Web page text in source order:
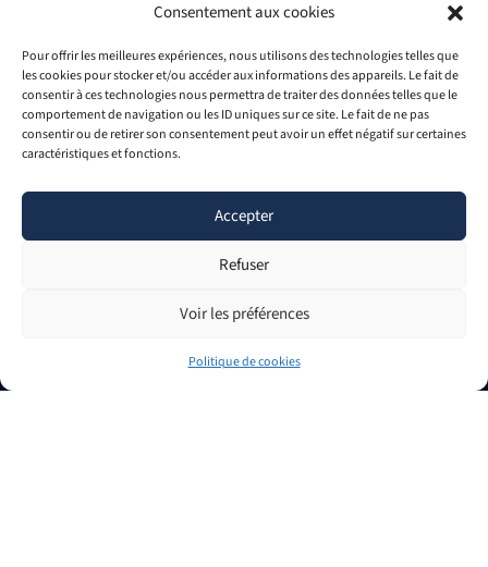
Consentement aux cookies
Pour offrir les meilleures expériences, nous utilisons des technologies telles que
les cookies pour stocker et/ou accéder aux informations des appareils. Le fait de
consentir à ces technologies nous permettra de traiter des données telles que le
comportement de navigation ou les ID uniques sur ce site. Le fait de ne pas
consentir ou de retirer son consentement peut avoir un effet négatif sur certaines
caractéristiques et fonctions.
Accepter
Refuser
Voir les préférences
Politique de cookies
17-19 rue des Capucins • 61000 Alençon
02 33 29 80 42
n c
© IRFA Évolution - 2025